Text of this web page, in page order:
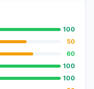
100
50
60
100
100